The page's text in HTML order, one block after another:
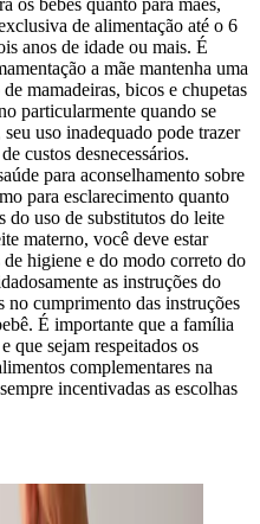
os bebês quanto para mães,
de alimentação até o 6
anos de idade ou mais. É
a mãe mantenha uma
mamadeiras, bicos e chupetas
particularmente quando se
uso inadequado pode trazer
custos desnecessários.
para aconselhamento sobre
para esclarecimento quanto
do uso de substitutos do leite
materno, você deve estar
higiene e do modo correto do
as instruções do
no cumprimento das instruções
É importante que a família
que sejam respeitados os
complementares na
incentivadas as escolhas